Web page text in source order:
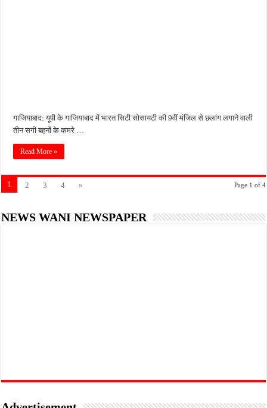
गाजियाबाद: यूपी के गाजियाबाद में भारत सिटी सोसायटी की 9वीं मंजिल से छलांग लगाने वाली
तीन सगी बहनों के कमरे …
Read More »
Page 1 of 4
1 2 3 4 »
NEWS WANI NEWSPAPER